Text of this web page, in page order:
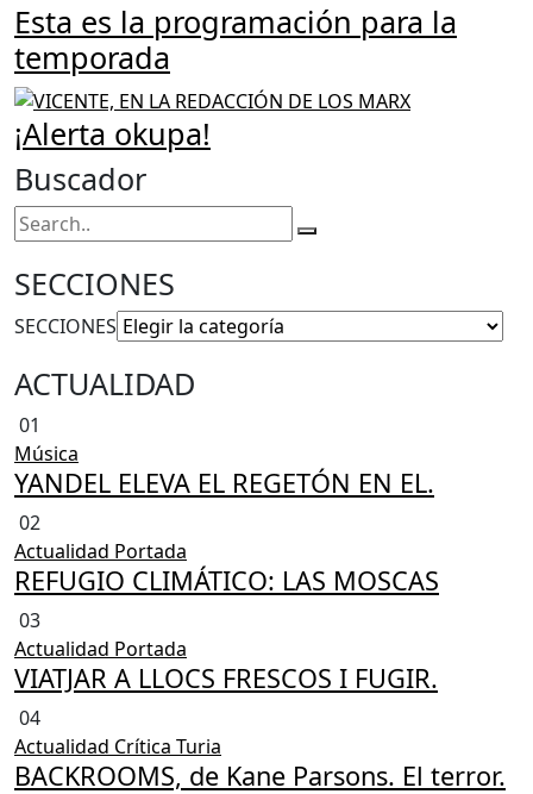
Esta es la programación para la
temporada
¡Alerta okupa!
Buscador
SECCIONES
SECCIONES
ACTUALIDAD
01
Música
YANDEL ELEVA EL REGETÓN EN EL.
02
Actualidad Portada
REFUGIO CLIMÁTICO: LAS MOSCAS
03
Actualidad Portada
VIATJAR A LLOCS FRESCOS I FUGIR.
04
Actualidad Crítica Turia
BACKROOMS, de Kane Parsons. El terror.